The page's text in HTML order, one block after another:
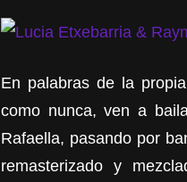
En palabras de la
como nunca, ven a
Rafaella, pasando por
remasterizado y